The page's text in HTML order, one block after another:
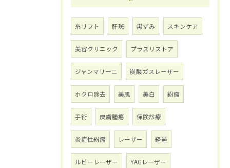
糸リフト 肝斑 黒ずみ スキンケア
美容クリニック プラスリストア
ジャンマリーニ 炭酸ガスレーザー
ホクロ除去 美肌 美白 紛瘤
手術 皮膚腫瘍 保険診療
炎症性紛瘤 レーザー 経過
ルビーレーザー YAGレーザー